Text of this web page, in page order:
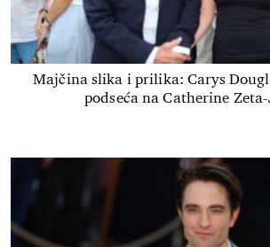
Majčina slika i prilika: Carys
podseća na Catherine